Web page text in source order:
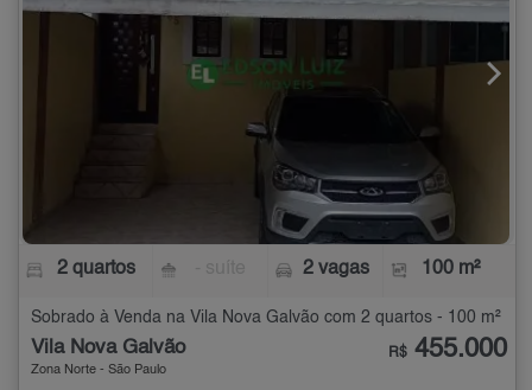
2 quartos 2 vagas 100 m²
Sobrado à Venda na Vila Nova Galvão com 2 quartos - 100 m²
Vila Nova Galvão
Zona Norte - São Paulo
R$ 455.000